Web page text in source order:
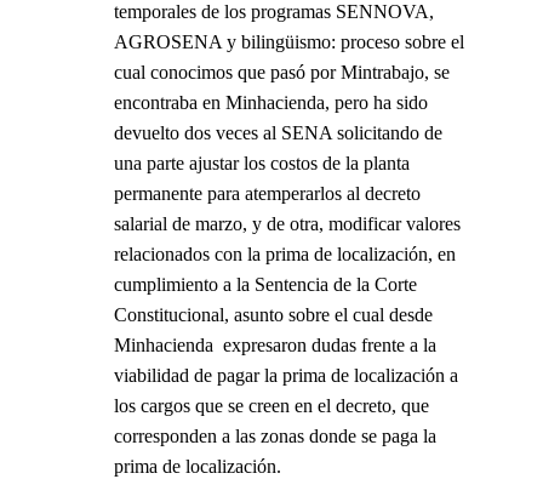
temporales de los programas SENNOVA,
AGROSENA y bilingüismo: proceso sobre el
cual conocimos que pasó por Mintrabajo, se
encontraba en Minhacienda, pero ha sido
devuelto dos veces al SENA solicitando de
una parte ajustar los costos de la planta
permanente para atemperarlos al decreto
salarial de marzo, y de otra, modificar valores
relacionados con la prima de localización, en
cumplimiento a la Sentencia de la Corte
Constitucional, asunto sobre el cual desde
Minhacienda expresaron dudas frente a la
viabilidad de pagar la prima de localización a
los cargos que se creen en el decreto, que
corresponden a las zonas donde se paga la
prima de localización.